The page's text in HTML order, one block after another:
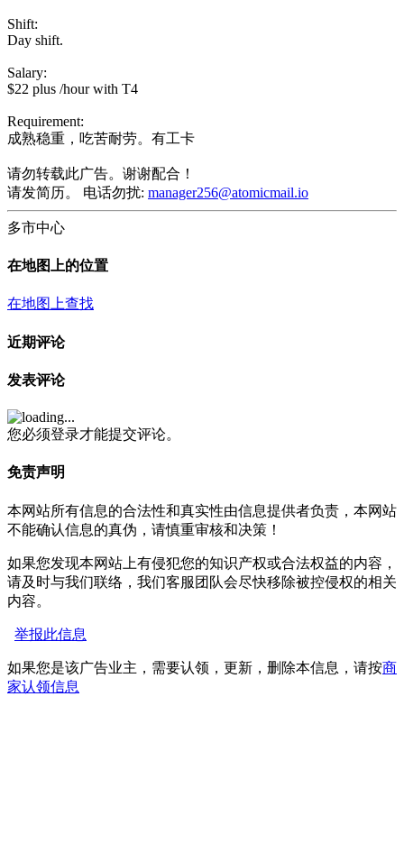
Shift:
Day shift.
Salary:
$22 plus /hour with T4
Requirement:
成熟稳重，吃苦耐劳。有工卡
请勿转载此广告。谢谢配合！
请发简历。 电话勿扰: manager256@atomicmail.io
多市中心
在地图上的位置
在地图上查找
近期评论
发表评论
您必须登录才能提交评论。
免责声明
本网站所有信息的合法性和真实性由信息提供者负责，本网站
不能确认信息的真伪，请慎重审核和决策！
如果您发现本网站上有侵犯您的知识产权或合法权益的内容，
请及时与我们联络，我们客服团队会尽快移除被控侵权的相关
内容。
举报此信息
如果您是该广告业主，需要认领，更新，删除本信息，请按商
家认领信息